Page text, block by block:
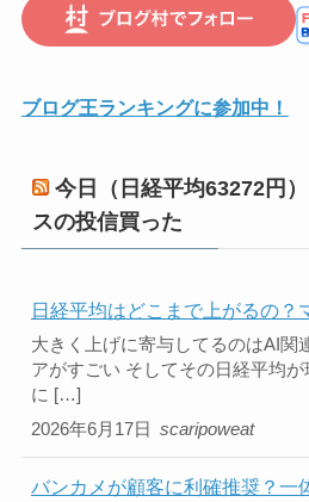
ブログ王ランキングに参加中！
今日（日経平均63272円
スの投信買った
日経平均はどこまで上がるの？
2026年6月17日
大きく上げに寄与してるのはAI関
アがすごい そしてその日経平均
に […]
scaripoweat
バンカメが顧客に利確推奨？一